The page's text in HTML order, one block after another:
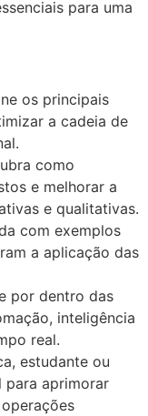
para uma
os principais
a cadeia de
como
e melhorar a
e qualitativas.
com exemplos
a aplicação das
por dentro das
inteligência
real.
estudante ou
para aprimorar